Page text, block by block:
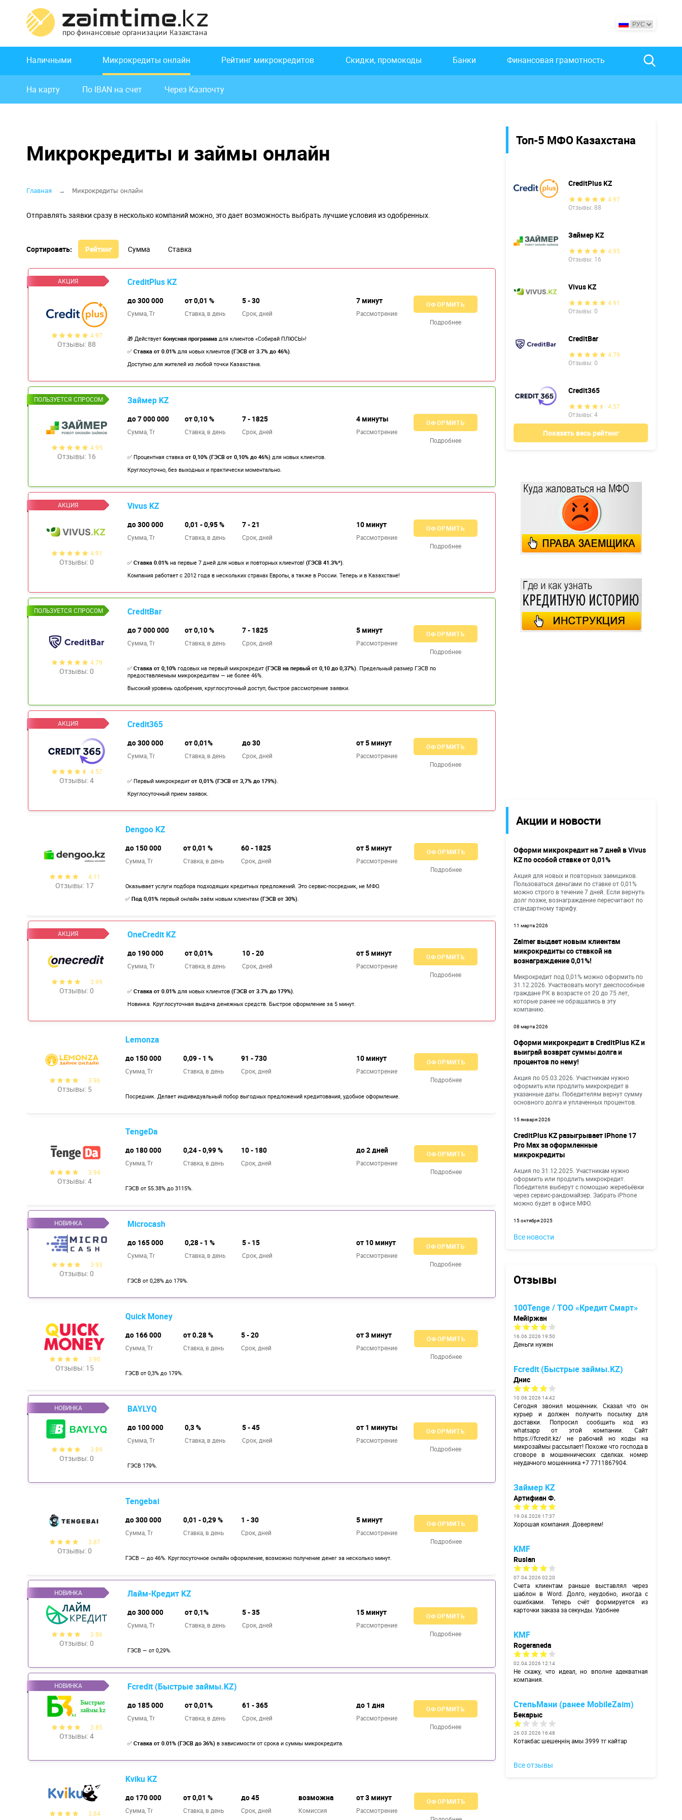
основному
содержанию
Основная
навигация
Наличными Микрокредиты онлайн Рейтинг микрокредитов Скидки, промокоды Банки Финансовая грамотность
Основная
навигация
На карту По IBAN на счет Через Казпочту
Топ-5 МФО Казахстана
CreditPlus KZ
4.97
Отзывы: 88
Займер KZ
4.95
Отзывы: 16
Vivus KZ
4.91
Отзывы: 0
CreditBar
4.79
Отзывы: 0
Credit365
4.57
Отзывы: 4
Показать весь рейтинг
Акции и новости
Оформи микрокредит на 7 дней в Vivus
KZ по особой ставке от 0,01%
Акция для новых и повторных заемщиков.
Пользоваться деньгами по ставке от 0,01%
можно строго в течение 7 дней. Если вернуть
долг позже, вознаграждение пересчитают по
стандартному тарифу.
11 марта 2026
Zaimer выдает новым клиентам
микрокредиты со ставкой на
вознаграждение 0,01%!
Микрокредит под 0,01% можно оформить по
31.12.2026. Участвовать могут дееспособные
граждане РК в возрасте от 20 до 75 лет,
которые ранее не обращались в эту
компанию.
08 марта 2026
Оформи микрокредит в CreditPlus KZ и
выиграй возврат суммы долга и
процентов по нему!
Акция по 05.03.2026. Участникам нужно
оформить или продлить микрокредит в
указанные даты. Победителям вернут сумму
основного долга и уплаченных процентов.
15 января 2026
CreditPlus KZ разыгрывает iPhone 17
Pro Max за оформленные
микрокредиты
Акция по 31.12.2025. Участникам нужно
оформить или продлить микрокредит.
Победителя выберут с помощью жеребьёвки
через сервис-рандомайзер. Забрать iPhone
можно будет в офисе МФО.
15 октября 2025
Все новости
Отзывы
100Tenge / ТОО «Кредит Смарт»
Мейіржан
16.06.2026 19:50
Деньги нужен
Fcredit (Быстрые займы.KZ)
Днис
10.06.2026 14:42
Сегодня звонил мошенник. Сказал что он
курьер и должен получить посылку для
доставки. Попросил сообщить код из
whatsapp от этой компании. Сайт
https://fcredit.kz/ не рабочий но коды на
микрозаймы рассылает! Похоже что господа в
сговоре в мошеннических сделках. номер
неудачного мошенника +7 7711867904.
Займер KZ
Артифиан Ф.
19.04.2026 17:37
Хорошая компания. Доверяем!
KMF
Ruslan
07.04.2026 02:20
Счета клиентам раньше выставлял через
шаблон в Word. Долго, неудобно, иногда с
ошибками. Теперь счёт формируется из
карточки заказа за секунды. Удобнее
KMF
Rogeraneda
02.04.2026 12:14
Не скажу, что идеал, но вполне адекватная
компания.
СтепьМани (ранее MobileZaim)
Бекарыс
26.03.2026 16:48
Котакбас шешеңнің амы 3999 тг кайтар
Все отзывы
Микрокредиты и займы онлайн
Строка
навигации
Главная Микрокредиты онлайн
Отправлять заявки сразу в несколько компаний можно, это дает возможность выбрать лучшие условия из одобренных.
Сортировать: Рейтинг Сумма Ставка
4.97
Отзывы: 88
CreditPlus KZ
до 300 000
Сумма, Tr
от 0,01 %
Ставка, в день
5 - 30
Срок, дней
7 минут
Рассмотрение
ОФОРМИТЬ
Подробнее
🎁 Действует бонусная программа для клиентов «Собирай ПЛЮСЫ»!
✅ Ставка от 0.01% для новых клиентов (ГЭСВ от 3.7% до 46%).
Доступно для жителей из любой точки Казахстана.
4.95
Отзывы: 16
Займер KZ
до 7 000 000
Сумма, Tr
от 0,10 %
Ставка, в день
7 - 1825
Срок, дней
4 минуты
Рассмотрение
ОФОРМИТЬ
Подробнее
✅ Процентная ставка от 0,10% (ГЭСВ от 0,10% до 46%) для новых клиентов.
Круглосуточно, без выходных и практически моментально.
4.91
Отзывы: 0
Vivus KZ
до 300 000
Сумма, Tr
0,01 - 0,95 %
Ставка, в день
7 - 21
Срок, дней
10 минут
Рассмотрение
ОФОРМИТЬ
Подробнее
✅ Ставка 0.01% на первые 7 дней для новых и повторных клиентов! (ГЭСВ 41.3%*).
Компания работает с 2012 года в нескольких странах Европы, а также в России. Теперь и в Казахстане!
4.79
Отзывы: 0
CreditBar
до 7 000 000
Сумма, Tr
от 0,10 %
Ставка, в день
7 - 1825
Срок, дней
5 минут
Рассмотрение
ОФОРМИТЬ
Подробнее
✅ Ставка от 0,10% годовых на первый микрокредит (ГЭСВ на первый от 0,10 до 0,37%). Предельный размер ГЭСВ по
предоставляемым микрокредитам — не более 46%.
Высокий уровень одобрения, круглосуточный доступ, быстрое рассмотрение заявки.
4.57
Отзывы: 4
Credit365
до 300 000
Сумма, Tr
от 0,01%
Ставка, в день
до 30
Срок, дней
от 5 минут
Рассмотрение
ОФОРМИТЬ
Подробнее
✅ Первый микрокредит от 0,01% (ГЭСВ от 3,7% до 179%).
Круглосуточный прием заявок.
4.11
Отзывы: 17
Dengoo KZ
до 150 000
Сумма, Tr
от 0,01 %
Ставка, в день
60 - 1825
Срок, дней
от 5 минут
Рассмотрение
ОФОРМИТЬ
Подробнее
Оказывает услуги подбора подходящих кредитных предложений. Это сервис-посредник, не МФО.
✅ Под 0,01% первый онлайн заём новым клиентам (ГЭСВ от 30%).
3.99
Отзывы: 0
OneCredit KZ
до 190 000
Сумма, Tr
от 0,01%
Ставка, в день
10 - 20
Срок, дней
от 5 минут
Рассмотрение
ОФОРМИТЬ
Подробнее
✅ Ставка от 0.01% для новых клиентов (ГЭСВ от 3.7% до 179%).
Новинка. Круглосуточная выдача денежных средств. Быстрое оформление за 5 минут.
3.96
Отзывы: 5
Lemonza
до 150 000
Сумма, Tr
0,09 - 1 %
Ставка, в день
91 - 730
Срок, дней
10 минут
Рассмотрение
ОФОРМИТЬ
Подробнее
Посредник. Делает индивидуальный побор выгодных предложений кредитования, удобное оформление.
3.94
Отзывы: 4
TengeDa
до 180 000
Сумма, Tr
0,24 - 0,99 %
Ставка, в день
10 - 180
Срок, дней
до 2 дней
Рассмотрение
ОФОРМИТЬ
Подробнее
ГЭСВ от 55.38% до 3115%.
3.93
Отзывы: 0
Microcash
до 165 000
Сумма, Tr
0,28 - 1 %
Ставка, в день
5 - 15
Срок, дней
от 10 минут
Рассмотрение
ОФОРМИТЬ
Подробнее
ГЭСВ от 0,28% до 179%.
3.90
Отзывы: 15
Quick Money
до 166 000
Сумма, Tr
от 0.28 %
Ставка, в день
5 - 20
Срок, дней
от 3 минут
Рассмотрение
ОФОРМИТЬ
Подробнее
ГЭСВ от 0,3% до 179%.
3.89
Отзывы: 0
BAYLYQ
до 100 000
Сумма, Tr
0,3 %
Ставка, в день
5 - 45
Срок, дней
от 1 минуты
Рассмотрение
ОФОРМИТЬ
Подробнее
ГЭСВ 179%.
3.87
Отзывы: 0
Tengebai
до 300 000
Сумма, Tr
0,01 - 0,29 %
Ставка, в день
1 - 30
Срок, дней
5 минут
Рассмотрение
ОФОРМИТЬ
Подробнее
ГЭСВ — до 46%. Круглосуточное онлайн оформление, возможно получение денег за несколько минут.
3.86
Отзывы: 0
Лайм-Кредит KZ
до 300 000
Сумма, Tr
от 0,1%
Ставка, в день
5 - 35
Срок, дней
15 минут
Рассмотрение
ОФОРМИТЬ
Подробнее
ГЭСВ — от 0,29%.
3.85
Отзывы: 4
Fcredit (Быстрые займы.KZ)
до 185 000
Сумма, Tr
от 0,01%
Ставка, в день
61 - 365
Срок, дней
до 1 дня
Рассмотрение
ОФОРМИТЬ
Подробнее
✅ Ставка от 0.01% (ГЭСВ до 36%) в зависимости от срока и сyммы микрокредита.
3.84
Kviku KZ
до 170 000
Сумма, Tr
от 0,01 %
Ставка, в день
до 45
Срок, дней
возможна
Комиссия
от 3 минут
Рассмотрение
ОФОРМИТЬ